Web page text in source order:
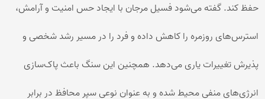
حفظ کند. گفته می‌شود فسیل مرجان با ایجاد حس امنیت و آرامش،
استرس‌های روزمره را کاهش داده و فرد را در مسیر رشد شخصی و
پذیرش تغییرات یاری می‌دهد. همچنین این سنگ باعث پاک‌سازی
انرژی‌های منفی محیط شده و به عنوان نوعی سپر محافظ در برابر